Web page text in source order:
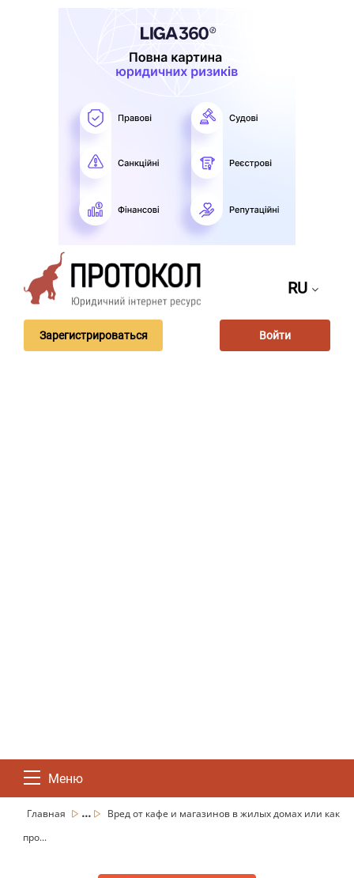
RU
Зарегистрироваться Войти
Меню
Главная ...
Вред от кафе и магазинов в жилых домах или как
про...